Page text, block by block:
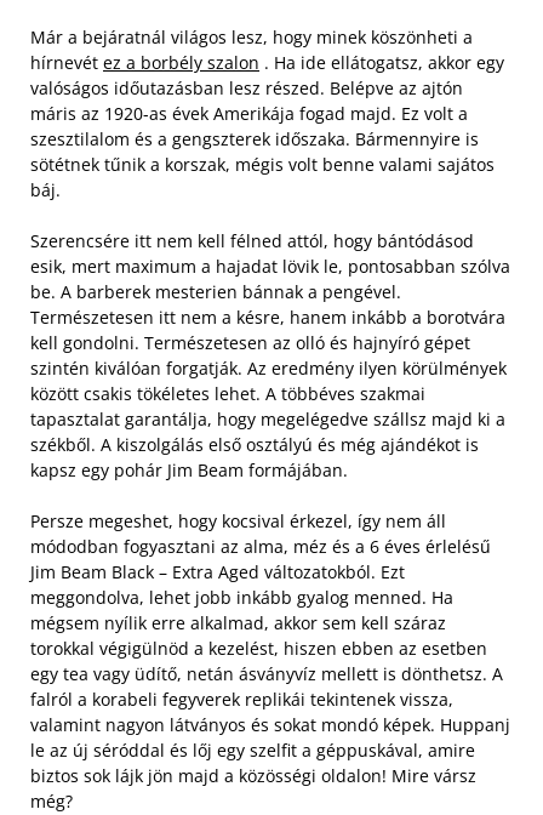
Már a bejáratnál világos lesz, hogy minek köszönheti a
hírnevét ez a borbély szalon . Ha ide ellátogatsz, akkor egy
valóságos időutazásban lesz részed. Belépve az ajtón
máris az 1920-as évek Amerikája fogad majd. Ez volt a
szesztilalom és a gengszterek időszaka. Bármennyire is
sötétnek tűnik a korszak, mégis volt benne valami sajátos
báj.
Szerencsére itt nem kell félned attól, hogy bántódásod
esik, mert maximum a hajadat lövik le, pontosabban szólva
be. A barberek mesterien bánnak a pengével.
Természetesen itt nem a késre, hanem inkább a borotvára
kell gondolni. Természetesen az olló és hajnyíró gépet
szintén kiválóan forgatják. Az eredmény ilyen körülmények
között csakis tökéletes lehet. A többéves szakmai
tapasztalat garantálja, hogy megelégedve szállsz majd ki a
székből. A kiszolgálás első osztályú és még ajándékot is
kapsz egy pohár Jim Beam formájában.
Persze megeshet, hogy kocsival érkezel, így nem áll
módodban fogyasztani az alma, méz és a 6 éves érlelésű
Jim Beam Black – Extra Aged változatokból. Ezt
meggondolva, lehet jobb inkább gyalog menned. Ha
mégsem nyílik erre alkalmad, akkor sem kell száraz
torokkal végigülnöd a kezelést, hiszen ebben az esetben
egy tea vagy üdítő, netán ásványvíz mellett is dönthetsz. A
falról a korabeli fegyverek replikái tekintenek vissza,
valamint nagyon látványos és sokat mondó képek. Huppanj
le az új séróddal és lőj egy szelfit a géppuskával, amire
biztos sok lájk jön majd a közösségi oldalon! Mire vársz
még?